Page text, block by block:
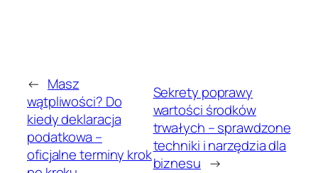
← Masz
wątpliwości? Do
kiedy deklaracja
podatkowa –
oficjalne terminy krok
Sekrety poprawy
wartości środków
trwałych – sprawdzone
techniki i narzędzia dla
biznesu →